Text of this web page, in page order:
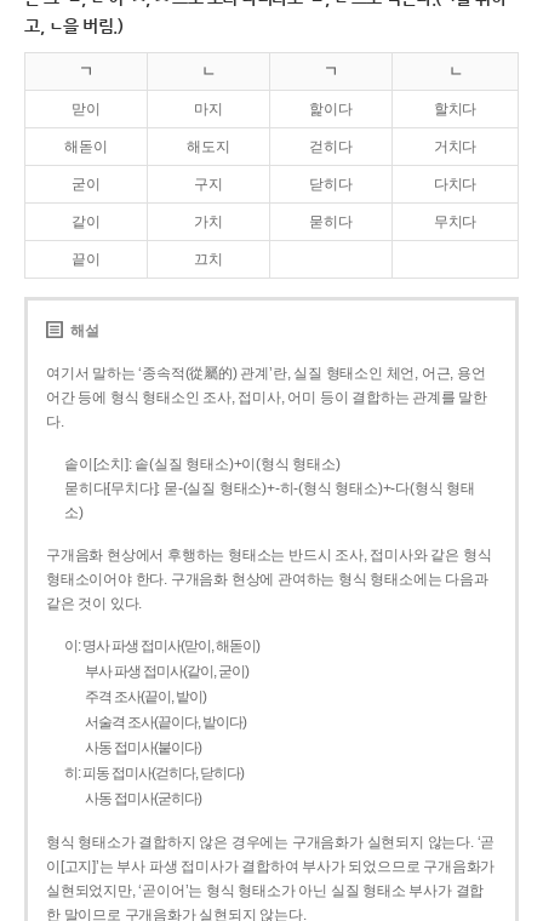
고, ㄴ을 버림.)
ㄱ ㄴ ㄱ ㄴ
맏이 마지 핥이다 할치다
해돋이 해도지 걷히다 거치다
굳이 구지 닫히다 다치다
같이 가치 묻히다 무치다
끝이 끄치
해설
여기서 말하는 ‘종속적(從屬的) 관계’란, 실질 형태소인 체언, 어근, 용언
어간 등에 형식 형태소인 조사, 접미사, 어미 등이 결합하는 관계를 말한
다.
솥이[소치]: 솥(실질 형태소)+이(형식 형태소)
묻히다[무치다]: 묻­-(실질 형태소)+­-히­-(형식 형태소)+-다(형식 형태
소)
구개음화 현상에서 후행하는 형태소는 반드시 조사, 접미사와 같은 형식
형태소이어야 한다. 구개음화 현상에 관여하는 형식 형태소에는 다음과
같은 것이 있다.
이: 명사 파생 접미사(맏이, 해돋이)
부사 파생 접미사(같이, 굳이)
주격 조사(끝이, 밭이)
서술격 조사(끝이다, 밭이다)
사동 접미사(붙이다)
히: 피동 접미사(걷히다, 닫히다)
사동 접미사(굳히다)
형식 형태소가 결합하지 않은 경우에는 구개음화가 실현되지 않는다. ‘곧
이[고지]’는 부사 파생 접미사가 결합하여 부사가 되었으므로 구개음화가
실현되었지만, ‘곧이어’는 형식 형태소가 아닌 실질 형태소 부사가 결합
한 말이므로 구개음화가 실현되지 않는다.